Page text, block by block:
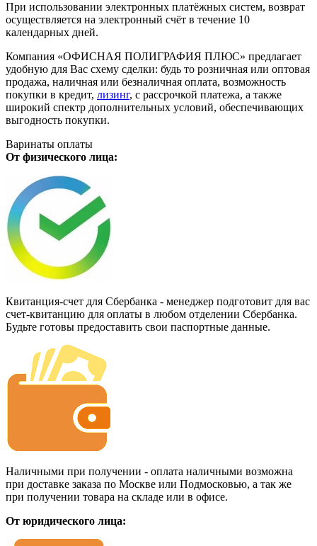
При использовании электронных платёжных систем, возврат
осуществляется на электронный счёт в течение 10
календарных дней.
Компания «ОФИСНАЯ ПОЛИГРАФИЯ ПЛЮС» предлагает
удобную для Вас схему сделки: будь то розничная или оптовая
продажа, наличная или безналичная оплата, возможность
покупки в кредит, лизинг, с рассрочкой платежа, а также
широкий спектр дополнительных условий, обеспечивающих
выгодность покупки.
Варинаты оплаты
От физического лица:
Квитанция-счет для Сбербанка - менеджер подготовит для вас
счет-квитанцию для оплаты в любом отделении Сбербанка.
Будьте готовы предоставить свои паспортные данные.
Наличными при получении - оплата наличными возможна
при доставке заказа по Москве или Подмосковью, а так же
при получении товара на складе или в офисе.
От юридического лица: